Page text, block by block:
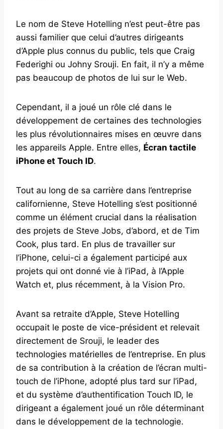
Le nom de Steve Hotelling n’est peut-être pas
aussi familier que celui d’autres dirigeants
d’Apple plus connus du public, tels que Craig
Federighi ou Johny Srouji. En fait, il n’y a même
pas beaucoup de photos de lui sur le Web.
Cependant, il a joué un rôle clé dans le
développement de certaines des technologies
les plus révolutionnaires mises en œuvre dans
les appareils Apple. Entre elles, Écran tactile
iPhone et Touch ID.
Tout au long de sa carrière dans l’entreprise
californienne, Steve Hotelling s’est positionné
comme un élément crucial dans la réalisation
des projets de Steve Jobs, d’abord, et de Tim
Cook, plus tard. En plus de travailler sur
l’iPhone, celui-ci a également participé aux
projets qui ont donné vie à l’iPad, à l’Apple
Watch et, plus récemment, à la Vision Pro.
Avant sa retraite d’Apple, Steve Hotelling
occupait le poste de vice-président et relevait
directement de Srouji, le leader des
technologies matérielles de l’entreprise. En plus
de sa contribution à la création de l’écran multi-
touch de l’iPhone, adopté plus tard sur l’iPad,
et du système d’authentification Touch ID, le
dirigeant a également joué un rôle déterminant
dans le développement de la technologie.